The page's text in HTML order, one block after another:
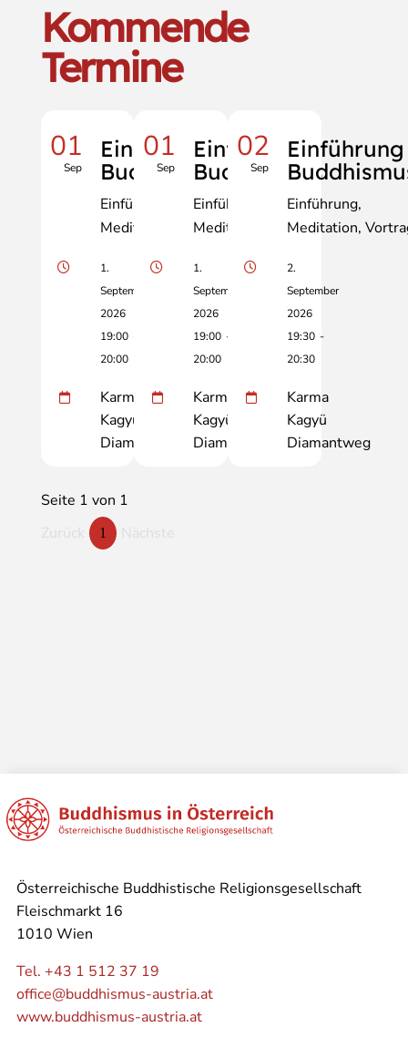
Kommende
Termine
01
Sep
Einführung
Buddhismus
Einführung
Meditation
Vortrag
1.
September
2026
19:00
20:00
Karma
Kagyü
Diamantweg
01
Sep
Einführung
Buddhismus
Einführung
Meditation
Vortrag
1.
September
2026
19:00 -
20:00
Karma
Kagyü
Diamantweg
02
Sep
Einführung
Einführung
Meditation
2.
September
2026
19:30 -
20:30
Karma
Kagyü
Diamantweg
Seite 1 von 1
1
Österreichische Buddhistische Religionsgesellschaft
Fleischmarkt 16
1010 Wien
Tel. +43 1 512 37 19
office@buddhismus-austria.at
www.buddhismus-austria.at